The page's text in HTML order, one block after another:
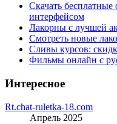
Скачать
интерфейсом
Лакорны с лучшей
Смотреть новые
Сливы курсов:
Фильмы онлайн с
Интересное
Rt.chat-ruletka-18.com
Апрель 2025